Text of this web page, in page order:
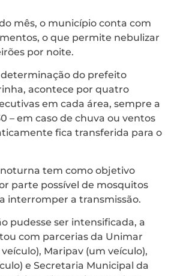
mês, o município conta com
o que permite nebulizar
por noite.
determinação do prefeito
acontece por quatro
em cada área, sempre a
– em caso de chuva ou ventos
fica transferida para o
tem como objetivo
parte possível de mosquitos
interromper a transmissão.
pudesse ser intensificada, a
com parcerias da Unimar
Maripav (um veículo),
e Secretaria Municipal da